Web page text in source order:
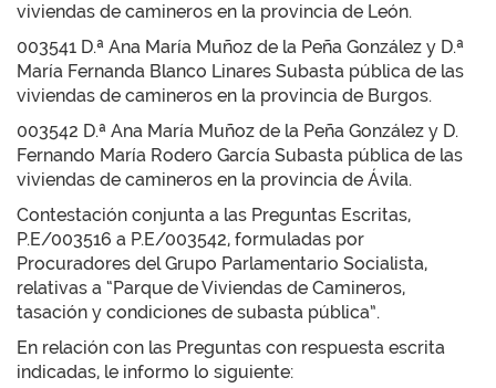
viviendas de camineros en la provincia de León.
003541 D.ª Ana María Muñoz de la Peña González y D.ª
María Fernanda Blanco Linares Subasta pública de las
viviendas de camineros en la provincia de Burgos.
003542 D.ª Ana María Muñoz de la Peña González y D.
Fernando María Rodero García Subasta pública de las
viviendas de camineros en la provincia de Ávila.
Contestación conjunta a las Preguntas Escritas,
P.E/003516 a P.E/003542, formuladas por
Procuradores del Grupo Parlamentario Socialista,
relativas a “Parque de Viviendas de Camineros,
tasación y condiciones de subasta pública”.
En relación con las Preguntas con respuesta escrita
indicadas, le informo lo siguiente: